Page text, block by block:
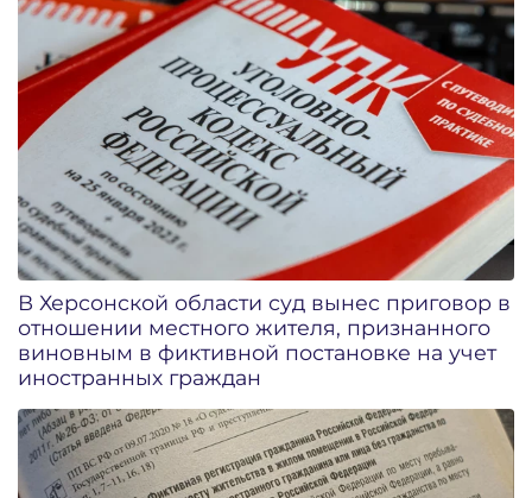
В Херсонской области суд вынес приговор в
отношении местного жителя, признанного
виновным в фиктивной постановке на учет
иностранных граждан